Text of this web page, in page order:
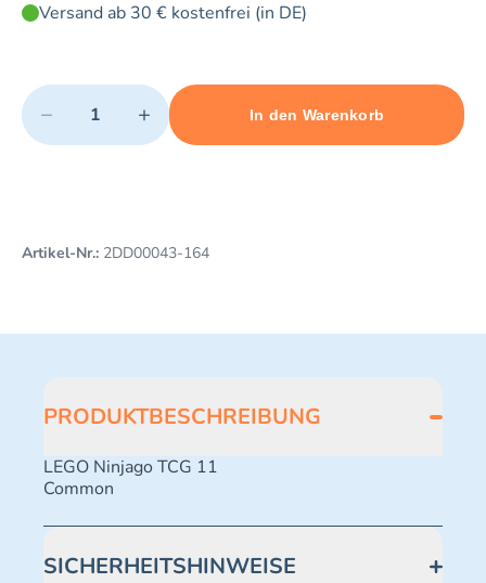
Versand ab 30 € kostenfrei (in DE)
Quantity
− +
Minimum quantity: 1 Maximum quantity: 496
In den Warenkorb
Add 1 item to cart
Artikel-Nr.: 2DD00043-164
PRODUKTBESCHREIBUNG
LEGO Ninjago TCG 11
Common
SICHERHEITSHINWEISE